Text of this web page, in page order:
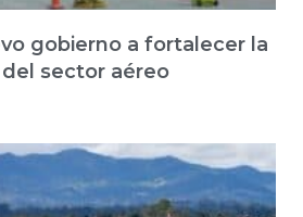
gobierno a fortalecer la
sector aéreo